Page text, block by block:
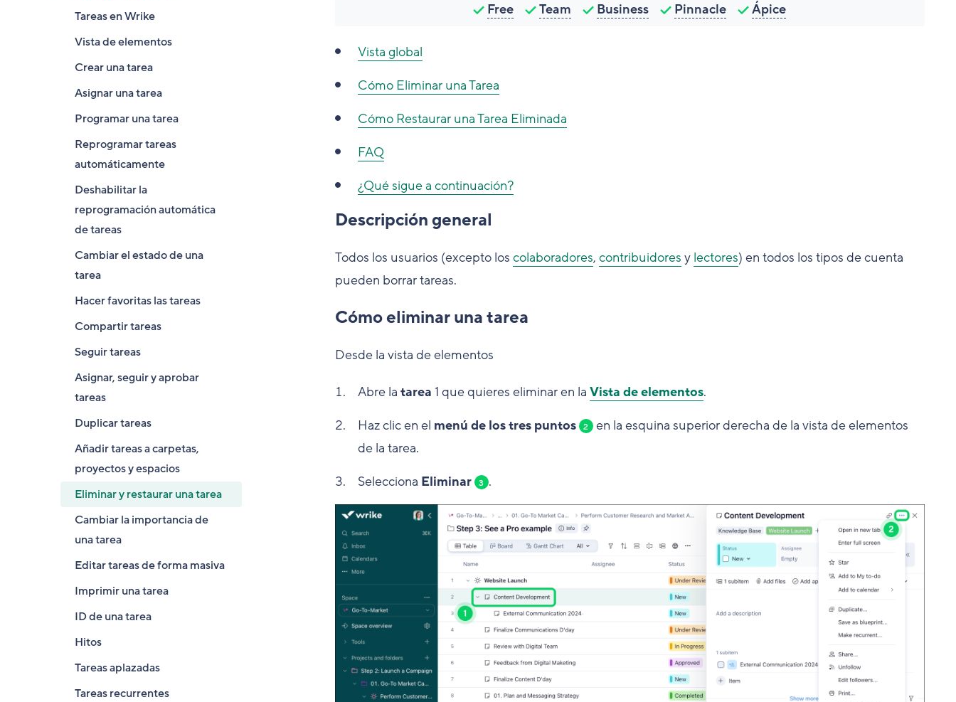
Tareas en Wrike
Vista de elementos
Crear una tarea
Asignar una tarea
Programar una tarea
Reprogramar tareas
automáticamente
Deshabilitar la
reprogramación automática
de tareas
Cambiar el estado de una
tarea
Hacer favoritas las tareas
Compartir tareas
Seguir tareas
Asignar, seguir y aprobar
tareas
Duplicar tareas
Añadir tareas a carpetas,
proyectos y espacios
Eliminar y restaurar una tarea
Cambiar la importancia de
una tarea
Editar tareas de forma masiva
Imprimir una tarea
ID de una tarea
Hitos
Tareas aplazadas
Tareas recurrentes
Free Team Business Pinnacle Ápice
Vista global
Cómo Eliminar una Tarea
Cómo Restaurar una Tarea Eliminada
FAQ
¿Qué sigue a continuación?
Descripción general
Todos los usuarios (excepto los colaboradores, contribuidores y lectores) en todos los tipos de cuenta
pueden borrar tareas.
Cómo eliminar una tarea
Desde la vista de elementos
Abre la tarea 1 que quieres eliminar en la Vista de elementos.
Haz clic en el menú de los tres puntos 2 en la esquina superior derecha de la vista de elementos
de la tarea.
Selecciona Eliminar 3 .